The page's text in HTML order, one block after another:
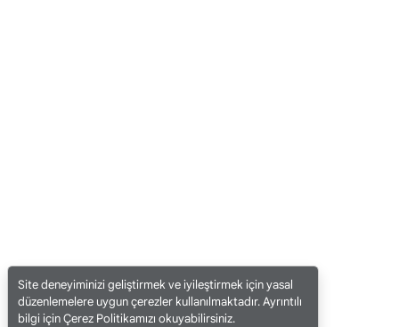
Site deneyiminizi geliştirmek ve iyileştirmek için yasal
düzenlemelere uygun çerezler kullanılmaktadır. Ayrıntılı
bilgi için Çerez Politikamızı okuyabilirsiniz.